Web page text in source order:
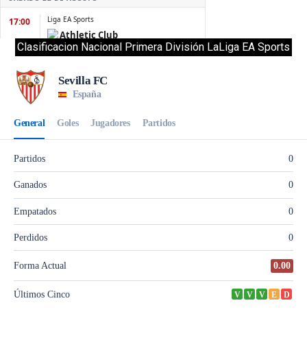
Clasificacion Nacional Primera División LaLiga EA Sports